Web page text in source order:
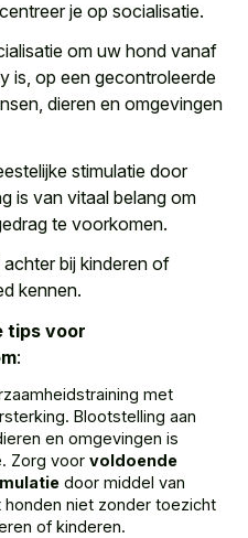
je op socialisatie.
om uw hond vanaf
is, op een gecontroleerde
dieren en omgevingen
stimulatie door
is van vitaal belang om
te voorkomen.
bij kinderen of
kennen.
tips voor
:
met
Blootstelling aan
en omgevingen is
Zorg voor voldoende
door middel van
niet zonder toezicht
of kinderen.